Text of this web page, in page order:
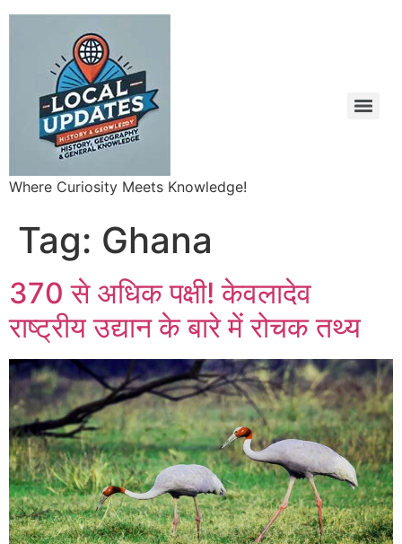
Where Curiosity Meets Knowledge!
Tag: Ghana
370 से अधिक पक्षी! केवलादेव
राष्ट्रीय उद्यान के बारे में रोचक तथ्य